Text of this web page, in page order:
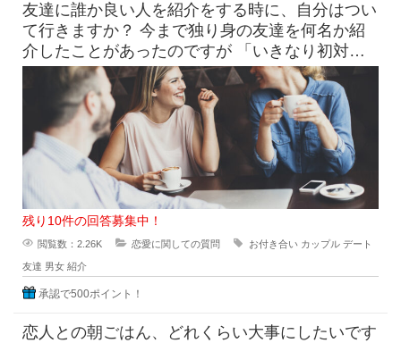
友達に誰か良い人を紹介をする時に、自分はつい
て行きますか？ 今まで独り身の友達を何名か紹
介したことがあったのですが 「いきなり初対面
同士2人で会うの緊張
残り10件の回答募集中！
閲覧数：2.26K 恋愛に関しての質問 お付き合い カップル デート
友達 男女 紹介
承認で500ポイント！
恋人との朝ごはん、どれくらい大事にしたいです